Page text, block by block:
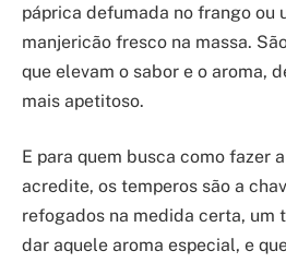
páprica defumada no frango ou
manjericão fresco na massa.
que elevam o sabor e o aroma,
mais apetitoso.
E para quem busca como fazer
acredite, os temperos são a
refogados na medida certa, um
dar aquele aroma especial, e